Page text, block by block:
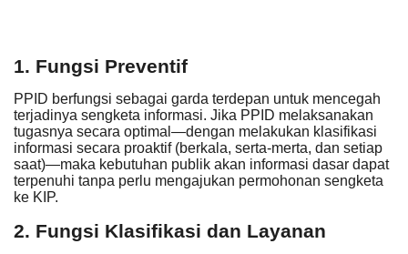
1. Fungsi Preventif
PPID berfungsi sebagai garda terdepan untuk mencegah
terjadinya sengketa informasi. Jika PPID melaksanakan
tugasnya secara optimal—dengan melakukan klasifikasi
informasi secara proaktif (berkala, serta-merta, dan setiap
saat)—maka kebutuhan publik akan informasi dasar dapat
terpenuhi tanpa perlu mengajukan permohonan sengketa
ke KIP.
2. Fungsi Klasifikasi dan Layanan